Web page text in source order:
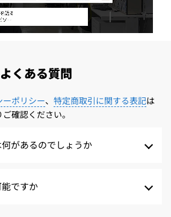
よくある質問
ーポリシー、 特定商取引に関する表記は
確認ください。
があるのでしょうか
ですか